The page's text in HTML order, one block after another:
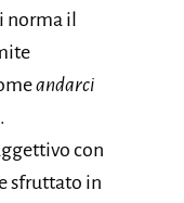
norma il
andarci
con
sfruttato in